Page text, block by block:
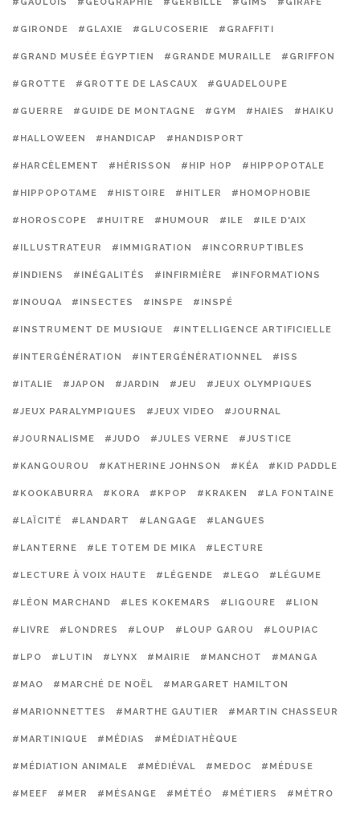
#GIRONDE #GLAXIE #GLUCOSERIE #GRAFFITI
#GRAND MUSÉE ÉGYPTIEN #GRANDE MURAILLE #GRIFFON
#GROTTE #GROTTE DE LASCAUX #GUADELOUPE
#GUERRE #GUIDE DE MONTAGNE #GYM #HAIES #HAIKU
#HALLOWEEN #HANDICAP #HANDISPORT
#HARCÈLEMENT #HÉRISSON #HIP HOP #HIPPOPOTALE
#HIPPOPOTAME #HISTOIRE #HITLER #HOMOPHOBIE
#HOROSCOPE #HUITRE #HUMOUR #ILE #ILE D'AIX
#ILLUSTRATEUR #IMMIGRATION #INCORRUPTIBLES
#INDIENS #INÉGALITÉS #INFIRMIÈRE #INFORMATIONS
#INOUQA #INSECTES #INSPE #INSPÉ
#INSTRUMENT DE MUSIQUE #INTELLIGENCE ARTIFICIELLE
#INTERGÉNÉRATION #INTERGÉNÉRATIONNEL #ISS
#ITALIE #JAPON #JARDIN #JEU #JEUX OLYMPIQUES
#JEUX PARALYMPIQUES #JEUX VIDEO #JOURNAL
#JOURNALISME #JUDO #JULES VERNE #JUSTICE
#KANGOUROU #KATHERINE JOHNSON #KÉA #KID PADDLE
#KOOKABURRA #KORA #KPOP #KRAKEN #LA FONTAINE
#LAÏCITÉ #LANDART #LANGAGE #LANGUES
#LANTERNE #LE TOTEM DE MIKA #LECTURE
#LECTURE À VOIX HAUTE #LÉGENDE #LEGO #LÉGUME
#LÉON MARCHAND #LES KOKEMARS #LIGOURE #LION
#LIVRE #LONDRES #LOUP #LOUP GAROU #LOUPIAC
#LPO #LUTIN #LYNX #MAIRIE #MANCHOT #MANGA
#MAO #MARCHÉ DE NOËL #MARGARET HAMILTON
#MARIONNETTES #MARTHE GAUTIER #MARTIN CHASSEUR
#MARTINIQUE #MÉDIAS #MÉDIATHÈQUE
#MÉDIATION ANIMALE #MÉDIÉVAL #MEDOC #MÉDUSE
#MEEF #MER #MÉSANGE #MÉTÉO #MÉTIERS #MÉTRO